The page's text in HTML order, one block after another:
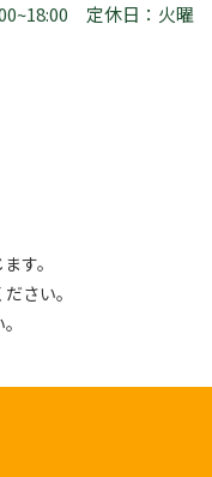
定休日：火曜
す。
さい。